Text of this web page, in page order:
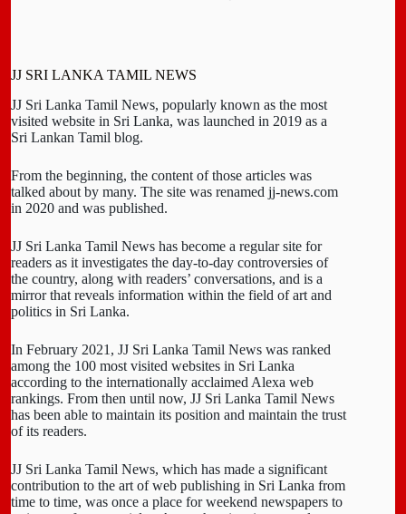
JJ SRI LANKA TAMIL NEWS
JJ Sri Lanka Tamil News, popularly known as the most
visited website in Sri Lanka, was launched in 2019 as a
Sri Lankan Tamil blog.
From the beginning, the content of those articles was
talked about by many. The site was renamed jj-news.com
in 2020 and was published.
JJ Sri Lanka Tamil News has become a regular site for
readers as it investigates the day-to-day controversies of
the country, along with readers’ conversations, and is a
mirror that reveals information within the field of art and
politics in Sri Lanka.
In February 2021, JJ Sri Lanka Tamil News was ranked
among the 100 most visited websites in Sri Lanka
according to the internationally acclaimed Alexa web
rankings. From then until now, JJ Sri Lanka Tamil News
has been able to maintain its position and maintain the trust
of its readers.
JJ Sri Lanka Tamil News, which has made a significant
contribution to the art of web publishing in Sri Lanka from
time to time, was once a place for weekend newspapers to